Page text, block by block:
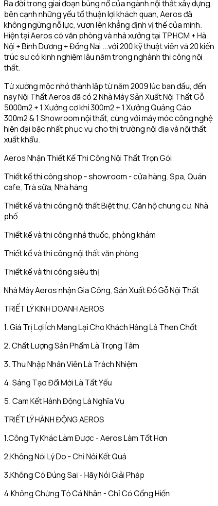
Ra đời trong giai đoạn bùng nổ của ngành nội thất xây dựng,
bên cạnh những yếu tố thuận lợi khách quan, Aeros đã
không ngừng nỗ lực, vươn lên khẳng định vị thế của mình.
Hiện tại Aeros có văn phòng và nhà xưởng tại TP.HCM + Hà
Nội + Bình Dương + Đồng Nai ...với 200 kỹ thuật viên và 20 kiến
trúc sư có kinh nghiệm lâu năm trong nghành thi công nội
thất.
Từ xưởng mộc nhỏ thành lập từ năm 2009 lúc ban đầu, đến
nay Nội Thất Aeros đã có 2 Nhà Máy Sản Xuất Nội Thất Gỗ
5000m2 + 1 Xưởng cơ khí 300m2 + 1 Xưởng Quảng Cáo
300m2 & 1 Showroom nội thất, cùng với máy móc công nghệ
hiện đại bậc nhất phục vụ cho thị trường nội địa và nội thất
xuất khẩu.
Aeros Nhận Thiết Kế Thi Công Nội Thất Trọn Gói
Thiết kế thi công shop - showroom - cửa hàng, Spa, Quán
cafe, Trà sữa, Nhà hàng
Thiết kế và thi công nội thất Biệt thự, Căn hộ chung cư, Nhà
phố
Thiết kế và thi công nhà thuốc, phòng khám
Thiết kế và thi công nội thất văn phòng
Thiết kế và thi công siêu thị
Nhà Máy Aeros nhận Gia Công, Sản Xuất Đồ Gỗ Nội Thất
TRIẾT LÝ KINH DOANH AEROS
1. Giá Trị Lợi Ích Mang Lại Cho Khách Hàng Là Then Chốt
2. Chất Lượng Sản Phẩm Là Trọng Tâm
3. Thu Nhập Nhân Viên Là Trách Nhiệm
4. Sáng Tạo Đổi Mới Là Tất Yếu
5. Cam Kết Hành Động Là Nghĩa Vụ
TRIẾT LÝ HÀNH ĐỘNG AEROS
1.Công Ty Khác Làm Được - Aeros Làm Tốt Hơn
2.Không Nói Lý Do - Chỉ Nói Kết Quả
3.Không Có Đúng Sai - Hãy Nói Giải Pháp
4.Không Chứng Tỏ Cá Nhân - Chỉ Có Cống Hiến